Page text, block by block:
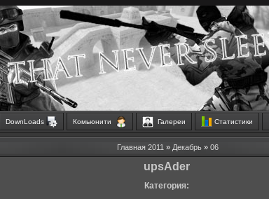
DownLoads Комьюнити Галереи Статистики
Главная 2011 » Декабрь » 06
upsAder
Категория: